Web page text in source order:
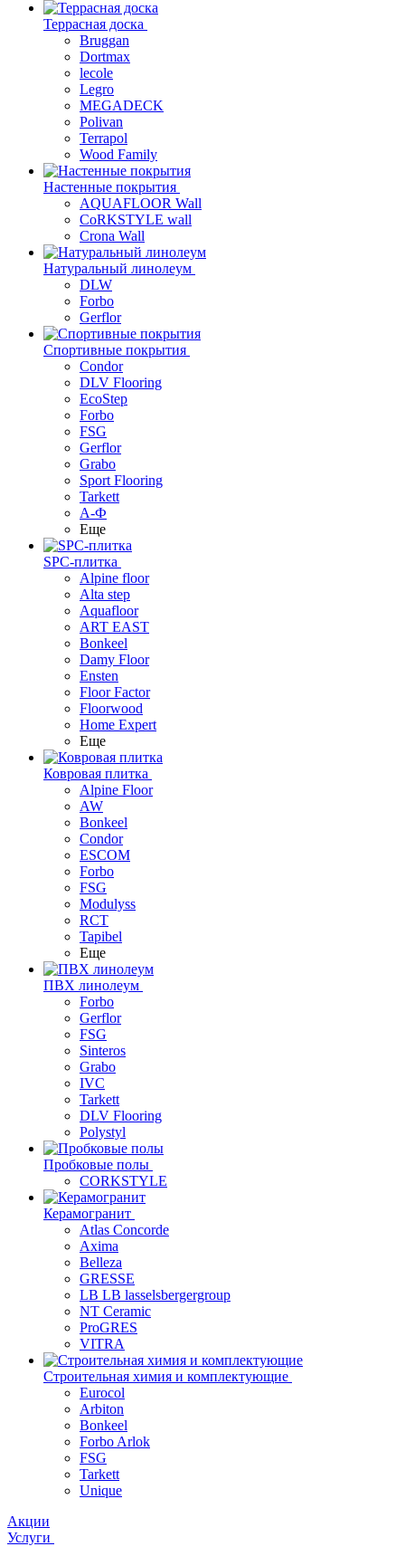
Террасная доска
Bruggan
Dortmax
lecole
Legro
MEGADECK
Polivan
Terrapol
Wood Family
Настенные покрытия
AQUAFLOOR Wall
CoRKSTYLE wall
Crona Wall
Натуральный линолеум
DLW
Forbo
Gerflor
Спортивные покрытия
Condor
DLV Flooring
EcoStep
Forbo
FSG
Gerflor
Grabo
Sport Flooring
Tarkett
А-Ф
Еще
SPC-плитка
Alpine floor
Alta step
Aquafloor
ART EAST
Bonkeel
Damy Floor
Ensten
Floor Factor
Floorwood
Home Expert
Еще
Ковровая плитка
Alpine Floor
AW
Bonkeel
Condor
ESCOM
Forbo
FSG
Modulyss
RCT
Tapibel
Еще
ПВХ линолеум
Forbo
Gerflor
FSG
Sinteros
Grabo
IVC
Tarkett
DLV Flooring
Polystyl
Пробковые полы
CORKSTYLE
Керамогранит
Atlas Concorde
Axima
Belleza
GRESSE
LB LB lasselsbergergroup
NT Ceramic
ProGRES
VITRA
Строительная химия и комплектующие
Eurocol
Arbiton
Bonkeel
Forbo Arlok
FSG
Tarkett
Unique
Акции
Услуги